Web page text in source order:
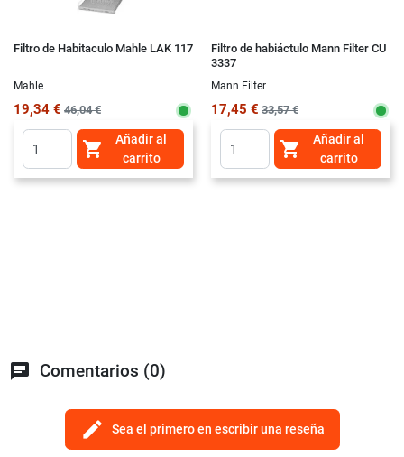
Filtro de Habitaculo Mahle LAK 117
Mahle
19,34 € 46,04 €

Añadir al
carrito
Filtro de habiáctulo Mann Filter CU
3337
Mann Filter
17,45 € 33,57 €

Añadir al
carrito
chat Comentarios (0)
edit Sea el primero en escribir una reseña